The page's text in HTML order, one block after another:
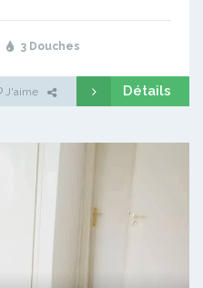
3 Douches
J'aime Détails